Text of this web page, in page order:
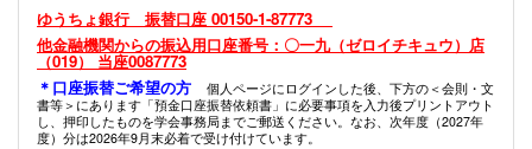
ゆうちょ銀行 振替口座 00150-1-87773
他金融機関からの振込用口座番号：〇一九（ゼロイチキュウ）店
（019） 当座0087773
＊口座振替ご希望の方
個人ページにログインした後、下方の＜会則・文
書等＞にあります「預金口座振替依頼書」に必要事項を入力後プリントアウト
し、押印したものを学会事務局までご郵送ください。なお、次年度（2027年
度）分は2026年9月末必着で受け付けています。